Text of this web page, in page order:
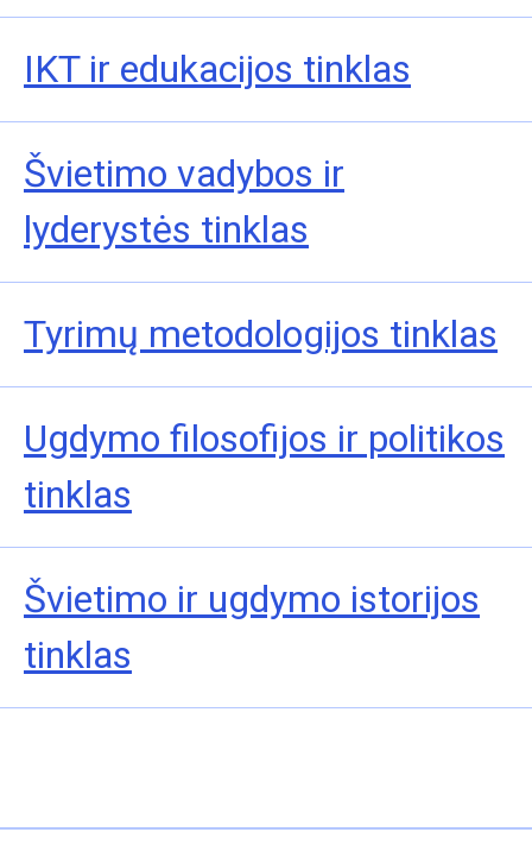
IKT ir edukacijos tinklas
Švietimo vadybos ir
lyderystės tinklas
Tyrimų metodologijos tinklas
Ugdymo filosofijos ir politikos
tinklas
Švietimo ir ugdymo istorijos
tinklas